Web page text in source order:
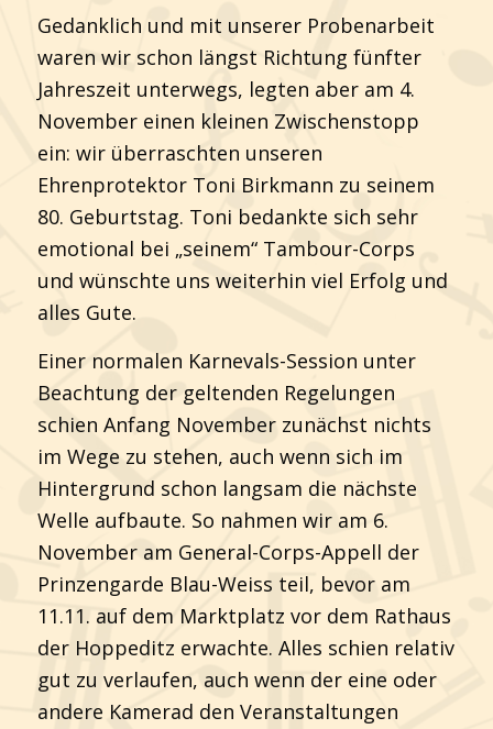
Gedanklich und mit unserer Probenarbeit
waren wir schon längst Richtung fünfter
Jahreszeit unterwegs, legten aber am 4.
November einen kleinen Zwischenstopp
ein: wir überraschten unseren
Ehrenprotektor Toni Birkmann zu seinem
80. Geburtstag. Toni bedankte sich sehr
emotional bei „seinem“ Tambour-Corps
und wünschte uns weiterhin viel Erfolg und
alles Gute.
Einer normalen Karnevals-Session unter
Beachtung der geltenden Regelungen
schien Anfang November zunächst nichts
im Wege zu stehen, auch wenn sich im
Hintergrund schon langsam die nächste
Welle aufbaute. So nahmen wir am 6.
November am General-Corps-Appell der
Prinzengarde Blau-Weiss teil, bevor am
11.11. auf dem Marktplatz vor dem Rathaus
der Hoppeditz erwachte. Alles schien relativ
gut zu verlaufen, auch wenn der eine oder
andere Kamerad den Veranstaltungen